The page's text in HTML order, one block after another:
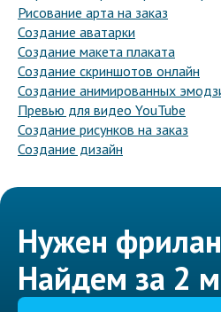
Рисование арта на заказ
Создание аватарки
Создание макета плаката
Создание скриншотов онлайн
Создание анимированных
Превью для видео YouTube
Создание рисунков на заказ
Создание дизайн
Нужен
Найдем за 2